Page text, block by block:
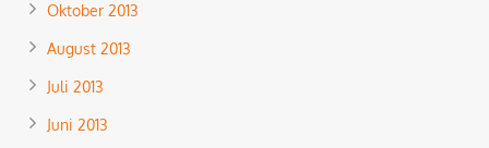
Oktober 2013
August 2013
Juli 2013
Juni 2013